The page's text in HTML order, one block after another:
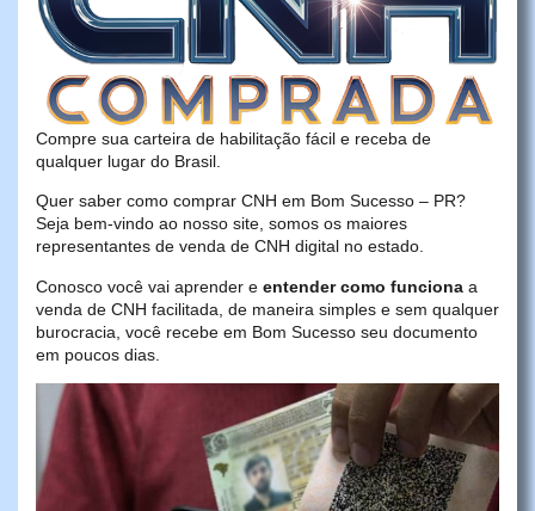
Compre sua carteira de habilitação fácil e receba de
qualquer lugar do Brasil.
Quer saber como comprar CNH em Bom Sucesso – PR?
Seja bem-vindo ao nosso site, somos os maiores
representantes de venda de CNH digital no estado.
Conosco você vai aprender e entender como funciona a
venda de CNH facilitada, de maneira simples e sem qualquer
burocracia, você recebe em Bom Sucesso seu documento
em poucos dias.